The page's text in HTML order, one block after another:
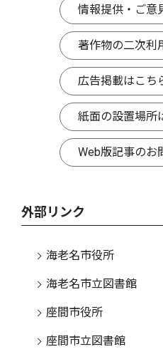
情報提供・ご意
著作物の二次利
広告掲載はこち
紙面の設置場所
Web版記事のお
外部リンク
海老名市役所
海老名市立図書館
座間市役所
座間市立図書館